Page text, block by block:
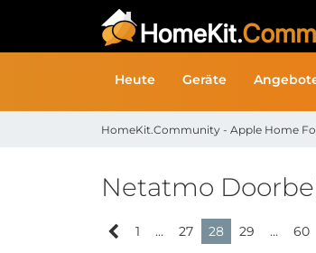
Heute Geräte
HomeKit.Community - Apple Home
Netatmo
1 … 27 28 29 … 60